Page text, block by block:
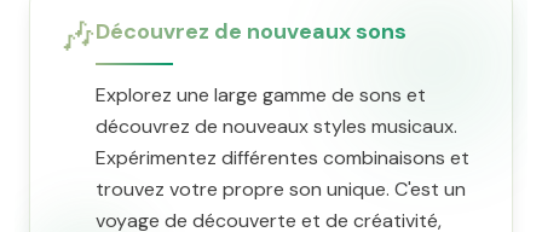
🎶Découvrez de nouveaux sons
Explorez une large gamme de sons et
découvrez de nouveaux styles musicaux.
Expérimentez différentes combinaisons et
trouvez votre propre son unique. C'est un
voyage de découverte et de créativité,